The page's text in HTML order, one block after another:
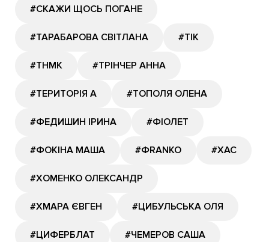
#СКАЖИ ЩОСЬ ПОГАНЕ
#ТАРАБАРОВА СВІТЛАНА #ТІК
#ТНМК #ТРІНЧЕР АННА
#ТЕРИТОРІЯ А #ТОПОЛЯ ОЛЕНА
#ФЕДИШИН ІРИНА #ФІОЛЕТ
#ФОКІНА МАША #ФRANKO #ХАС
#ХОМЕНКО ОЛЕКСАНДР
#ХМАРА ЄВГЕН #ЦИБУЛЬСЬКА ОЛЯ
#ЦИФЕРБЛАТ #ЧЕМЕРОВ САША